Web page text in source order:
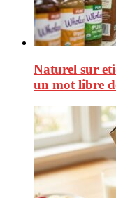
Naturel sur
un mot libre